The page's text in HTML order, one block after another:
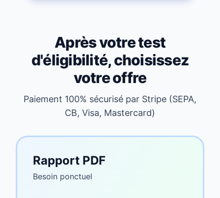
Après votre test
d'éligibilité, choisissez
votre offre
Paiement 100% sécurisé par Stripe (SEPA,
CB, Visa, Mastercard)
Rapport PDF
Besoin ponctuel